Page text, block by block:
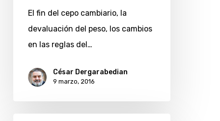
Gobierno
reglas
certidumbre
El fin del cepo cambiario, la
devaluación del peso, los cambios
en las reglas del…
César Dergarabedian
9 marzo, 2016